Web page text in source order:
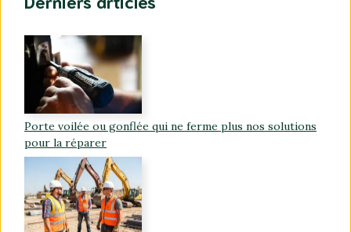
Porte voilée ou gonflée qui ne ferme plus nos solutions
pour la réparer